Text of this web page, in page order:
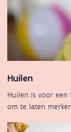
Huilen
Huilen is voor een
om te laten